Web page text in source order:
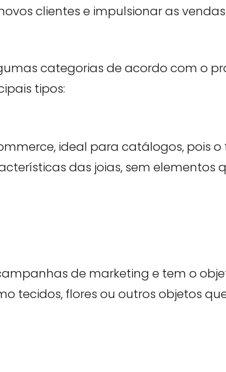
clientes e impulsionar as vendas.
categorias de acordo com o
tipos:
ideal para catálogos, pois
das joias, sem elementos
de marketing e tem o
tecidos, flores ou outros objetos